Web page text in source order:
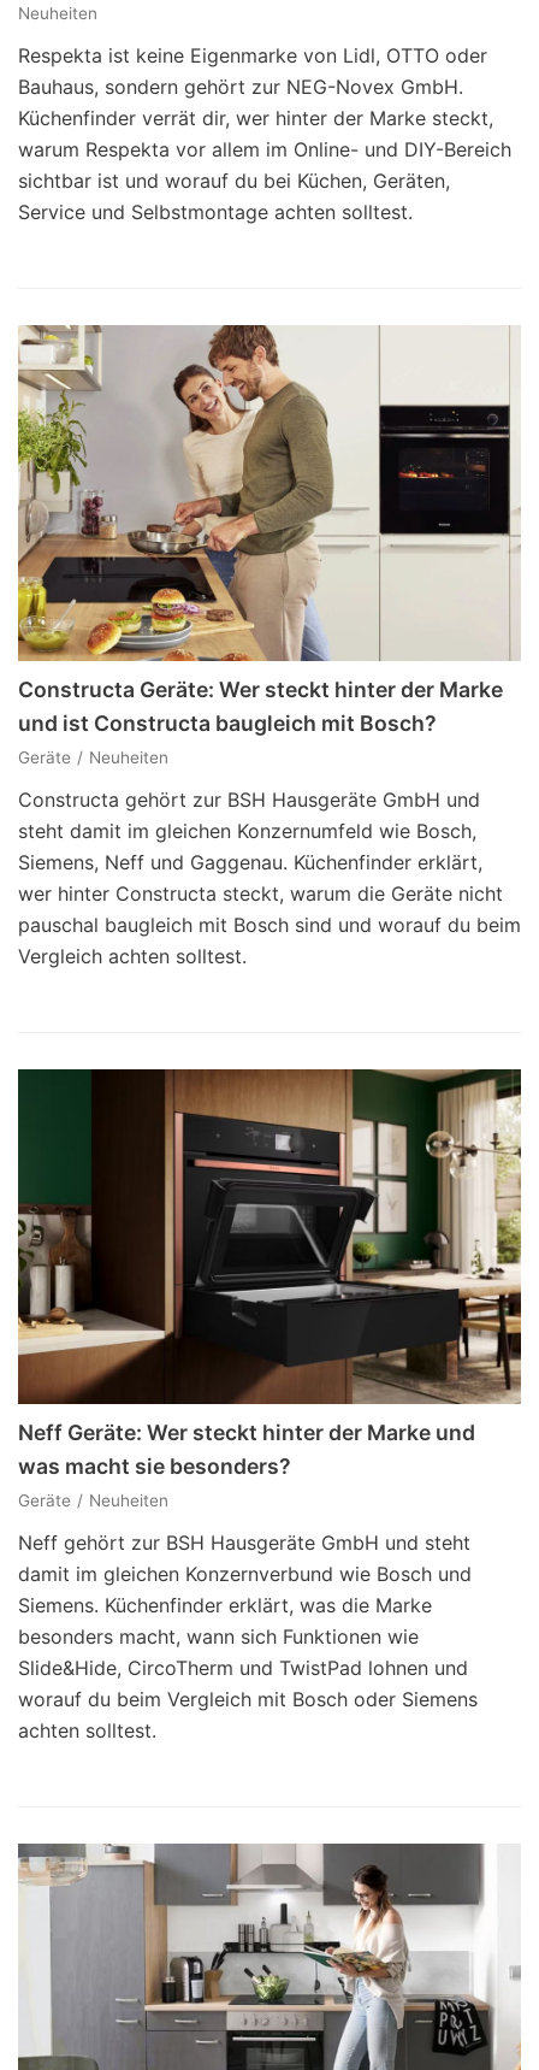
Neuheiten
Respekta ist keine Eigenmarke von Lidl, OTTO oder
Bauhaus, sondern gehört zur NEG-Novex GmbH.
Küchenfinder verrät dir, wer hinter der Marke steckt,
warum Respekta vor allem im Online- und DIY-Bereich
sichtbar ist und worauf du bei Küchen, Geräten,
Service und Selbstmontage achten solltest.
Constructa Geräte: Wer steckt hinter der Marke
und ist Constructa baugleich mit Bosch?
Geräte Neuheiten
Constructa gehört zur BSH Hausgeräte GmbH und
steht damit im gleichen Konzernumfeld wie Bosch,
Siemens, Neff und Gaggenau. Küchenfinder erklärt,
wer hinter Constructa steckt, warum die Geräte nicht
pauschal baugleich mit Bosch sind und worauf du beim
Vergleich achten solltest.
Neff Geräte: Wer steckt hinter der Marke und
was macht sie besonders?
Geräte Neuheiten
Neff gehört zur BSH Hausgeräte GmbH und steht
damit im gleichen Konzernverbund wie Bosch und
Siemens. Küchenfinder erklärt, was die Marke
besonders macht, wann sich Funktionen wie
Slide&Hide, CircoTherm und TwistPad lohnen und
worauf du beim Vergleich mit Bosch oder Siemens
achten solltest.